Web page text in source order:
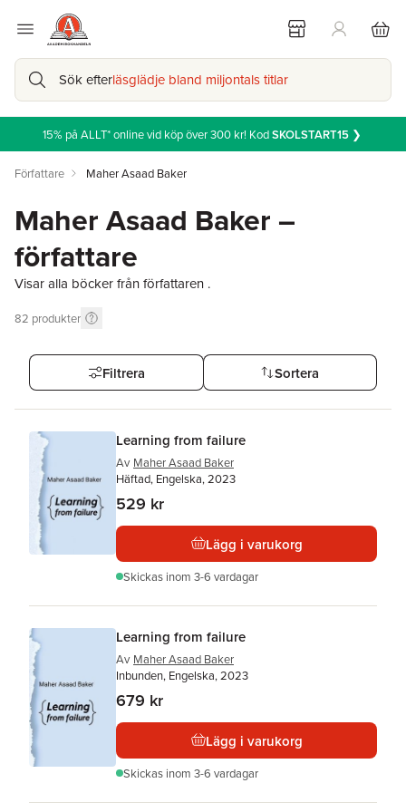
Sök efterläsglädje bland miljontals titlar
15% på ALLT* online vid köp över 300 kr! KodSKOLSTART15❯
Författare Maher Asaad Baker
Maher Asaad Baker –
författare
Visar alla böcker från författaren .
82 produkter
Filtrera Sortera
Learning from failure
Av Maher Asaad Baker
Häftad, Engelska, 2023
529 kr
Lägg i varukorg
Skickas inom 3-6 vardagar
Learning from failure
Av Maher Asaad Baker
Inbunden, Engelska, 2023
679 kr
Lägg i varukorg
Skickas inom 3-6 vardagar